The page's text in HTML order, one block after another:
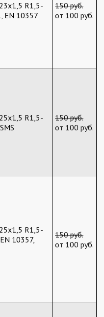
R1,5-
EN 10357
150 руб.
от 100 руб.
R1,5-
150 руб.
от 100 руб.
R1,5-
10357,
150 руб.
от 100 руб.